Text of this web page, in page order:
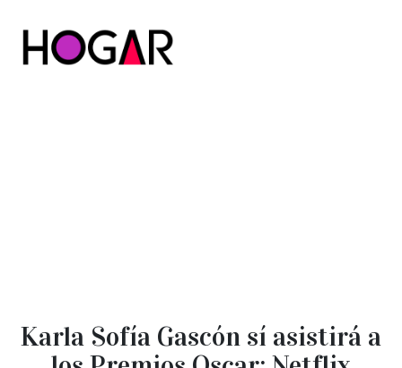
Karla Sofía Gascón sí asistirá a